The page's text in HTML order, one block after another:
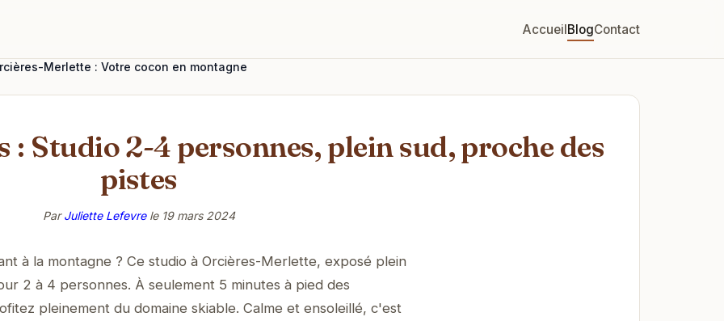
AccueilBlogContact
Merlette : Votre cocon en montagne
: Studio 2-4 personnes, plein sud, proche des
pistes
ParJuliette Lefevrele 19 mars 2024
à la montagne ? Ce studio à Orcières-Merlette, exposé plein
2 à 4 personnes. À seulement 5 minutes à pied des
pleinement du domaine skiable. Calme et ensoleillé, c'est